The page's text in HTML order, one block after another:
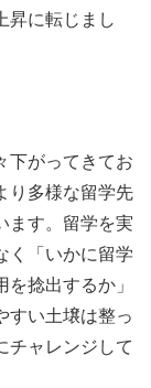
昇に転じまし
下がってきてお
り多様な留学先
ます。留学を実
く「いかに留学
捻出するか」
すい土壌は整っ
チャレンジして